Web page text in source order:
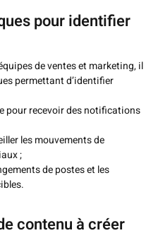
pour identifier
de ventes et marketing, il
permettant d’identifier
pour recevoir des notifications
les mouvements de
;
de postes et les
contenu à créer